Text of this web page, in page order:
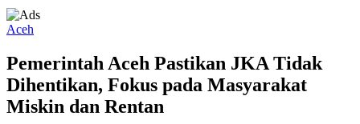
Aceh
Pemerintah Aceh Pastikan JKA Tidak
Dihentikan, Fokus pada Masyarakat
Miskin dan Rentan